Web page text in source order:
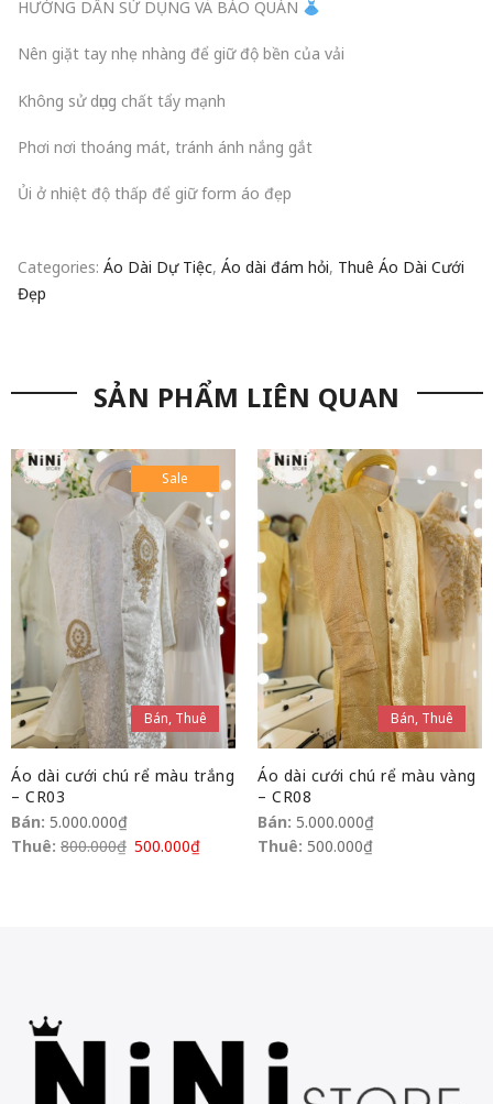
HƯỚNG DẪN SỬ DỤNG VÀ BẢO QUẢN
Nên giặt tay nhẹ nhàng để giữ độ bền của vải
Không sử dụng chất tẩy mạnh
Phơi nơi thoáng mát, tránh ánh nắng gắt
Ủi ở nhiệt độ thấp để giữ form áo đẹp
Categories: Áo Dài Dự Tiệc, Áo dài đám hỏi, Thuê Áo Dài Cưới
Đẹp
SẢN PHẨM LIÊN QUAN
Bán, Thuê
Sale
Áo dài cưới chú rể màu trắng
– CR03
Bán: 5.000.000₫
Thuê: 800.000₫ 500.000₫
Bán, Thuê
Áo dài cưới chú rể màu vàng
– CR08
Bán: 5.000.000₫
Thuê: 500.000₫